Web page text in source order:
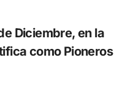
Diciembre, en la
como Pioneros